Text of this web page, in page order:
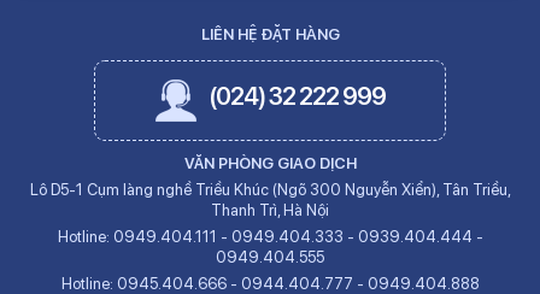
LIÊN HỆ ĐẶT HÀNG
(024) 32 222 999
VĂN PHÒNG GIAO DỊCH
Lô D5-1 Cụm làng nghề Triều Khúc (Ngõ 300 Nguyễn Xiển), Tân Triều,
Thanh Trì, Hà Nội
Hotline: 0949.404.111 - 0949.404.333 - 0939.404.444 -
0949.404.555
Hotline: 0945.404.666- 0944.404.777 - 0949.404.888